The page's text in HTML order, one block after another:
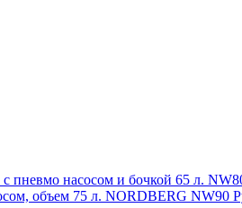
с пневмо насосом и бочкой 65 л.
объем 75 л. NORDBERG NW90